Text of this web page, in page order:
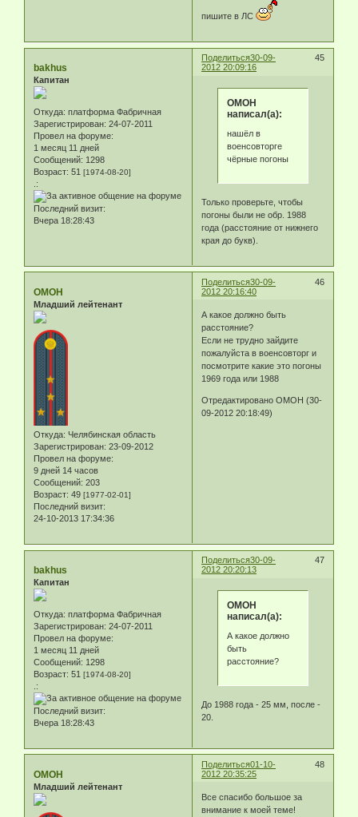
пишите в ЛС
Поделиться 45
30-09-
2012 20:09:16
bakhus
Капитан
Откуда: платформа Фабричная
Зарегистрирован: 24-07-2011
Провел на форуме:
1 месяц 11 дней
Сообщений: 1298
Возраст: 51 [1974-08-20]
.:
Последний визит:
Вчера 18:28:43
ОМОН
написал(а):
нашёл в
военсовторге
чёрные погоны
Только проверьте, чтобы
погоны были не обр. 1988
года (расстояние от нижнего
края до букв).
Поделиться 46
30-09-
2012 20:16:40
ОМОН
Младший лейтенант
Откуда: Челябинская область
Зарегистрирован: 23-09-2012
Провел на форуме:
9 дней 14 часов
Сообщений: 203
Возраст: 49 [1977-02-01]
Последний визит:
24-10-2013 17:34:36
А какое должно быть
расстояние?
Если не трудно зайдите
пожалуйста в военсовторг и
посмотрите какие это погоны
1969 года или 1988
Отредактировано ОМОН (30-
09-2012 20:18:49)
Поделиться 47
30-09-
2012 20:20:13
bakhus
Капитан
Откуда: платформа Фабричная
Зарегистрирован: 24-07-2011
Провел на форуме:
1 месяц 11 дней
Сообщений: 1298
Возраст: 51 [1974-08-20]
.:
Последний визит:
Вчера 18:28:43
ОМОН
написал(а):
А какое должно
быть
расстояние?
До 1988 года - 25 мм, после -
20.
Поделиться 48
01-10-
2012 20:35:25
ОМОН
Младший лейтенант
Все спасибо большое за
внимание к моей теме!